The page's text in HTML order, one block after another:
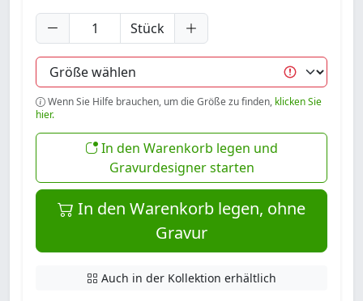
Stück
Wenn Sie Hilfe brauchen, um die Größe zu finden, klicken Sie
hier.
In den Warenkorb legen und
Gravurdesigner starten
In den Warenkorb legen, ohne
Gravur
Auch in der Kollektion erhältlich